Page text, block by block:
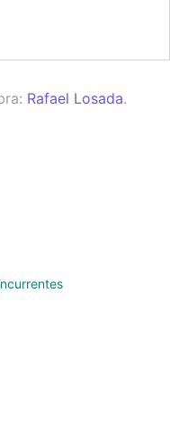
Rafael Losada.